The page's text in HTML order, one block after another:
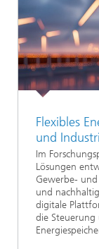
Flexibles
und
Im
Lösungen
Gewerbe-
und
digitale
die